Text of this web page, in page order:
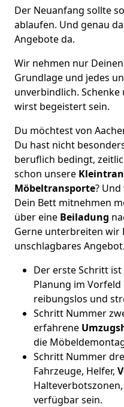
Der Neuanfang sollte
ablaufen. Und genau
Angebote da.
Wir nehmen nur Deinen
Grundlage und jedes
unverbindlich. Schenke
wirst begeistert sein.
Du möchtest von
Du hast nicht
beruflich bedingt,
schon unsere
Möbeltransporte?
Dein Bett mitnehmen
über eine Beiladung
Gerne unterbreiten wir
unschlagbares Angebot.
Der erste Schritt
Planung im
reibungslos und
Schritt Nummer
erfahrene
die
Schritt Nummer
Fahrzeuge, Helfer,
verfügbar sein.